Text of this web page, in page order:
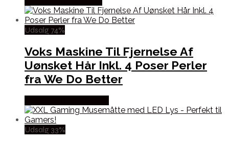
Udsalg 74%
Voks Maskine Til Fjernelse Af
Uønsket Hår Inkl. 4 Poser Perler
fra We Do Better
Udsalg 33%